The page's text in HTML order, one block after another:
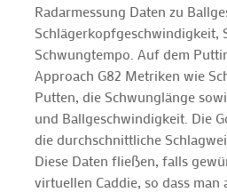
Radarmessung Daten zu
Schlägerkopfgeschwindigkeit,
Schwungtempo. Auf dem
Approach G82 Metriken wie
Putten, die Schwunglänge
und Ballgeschwindigkeit. Die
die durchschnittliche
Diese Daten fließen, falls
virtuellen Caddie, so dass man